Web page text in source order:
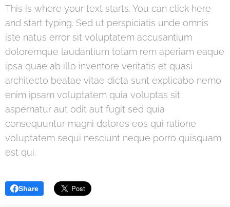
This is where your text starts. You can click here
and start typing. Sed ut perspiciatis unde omnis
iste natus error sit voluptatem accusantium
doloremque laudantium totam rem aperiam eaque
ipsa quae ab illo inventore veritatis et quasi
architecto beatae vitae dicta sunt explicabo nemo
enim ipsam voluptatem quia voluptas sit
aspernatur aut odit aut fugit sed quia
consequuntur magni dolores eos qui ratione
voluptatem sequi nesciunt neque porro quisquam
est qui.
Share